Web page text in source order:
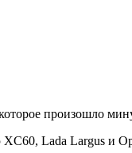
произошло
Lada Largus и